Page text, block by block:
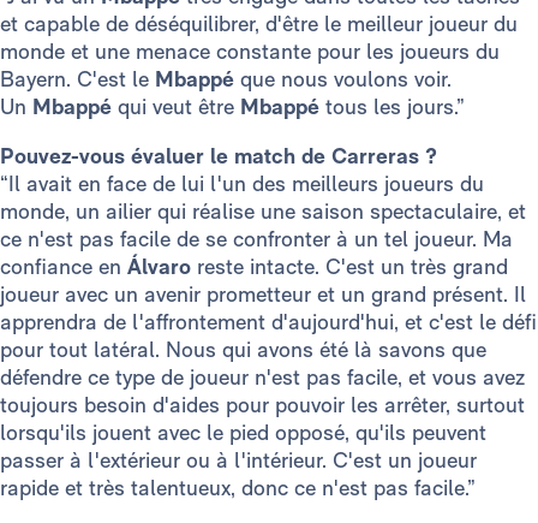
et capable de déséquilibrer, d'être le meilleur joueur du
monde et une menace constante pour les joueurs du
Bayern. C'est le Mbappé que nous voulons voir.
Un Mbappé qui veut être Mbappé tous les jours.”
Pouvez-vous évaluer le match de Carreras ?
“Il avait en face de lui l'un des meilleurs joueurs du
monde, un ailier qui réalise une saison spectaculaire, et
ce n'est pas facile de se confronter à un tel joueur. Ma
confiance en Álvaro reste intacte. C'est un très grand
joueur avec un avenir prometteur et un grand présent. Il
apprendra de l'affrontement d'aujourd'hui, et c'est le défi
pour tout latéral. Nous qui avons été là savons que
défendre ce type de joueur n'est pas facile, et vous avez
toujours besoin d'aides pour pouvoir les arrêter, surtout
lorsqu'ils jouent avec le pied opposé, qu'ils peuvent
passer à l'extérieur ou à l'intérieur. C'est un joueur
rapide et très talentueux, donc ce n'est pas facile.”